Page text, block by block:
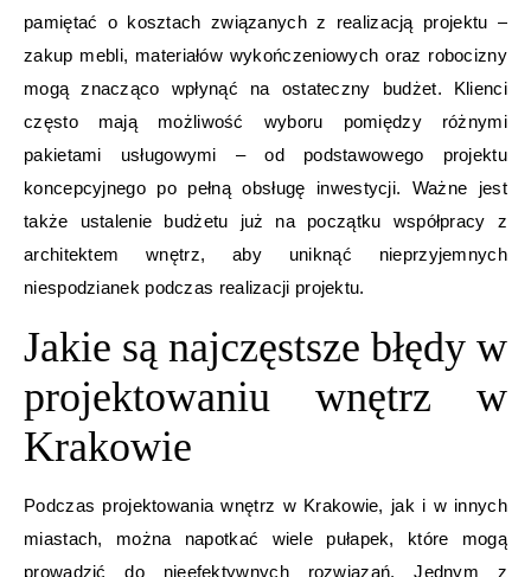
pamiętać o kosztach związanych z realizacją projektu –
zakup mebli, materiałów wykończeniowych oraz robocizny
mogą znacząco wpłynąć na ostateczny budżet. Klienci
często mają możliwość wyboru pomiędzy różnymi
pakietami usługowymi – od podstawowego projektu
koncepcyjnego po pełną obsługę inwestycji. Ważne jest
także ustalenie budżetu już na początku współpracy z
architektem wnętrz, aby uniknąć nieprzyjemnych
niespodzianek podczas realizacji projektu.
Jakie są najczęstsze błędy w
projektowaniu wnętrz w
Krakowie
Podczas projektowania wnętrz w Krakowie, jak i w innych
miastach, można napotkać wiele pułapek, które mogą
prowadzić do nieefektywnych rozwiązań. Jednym z